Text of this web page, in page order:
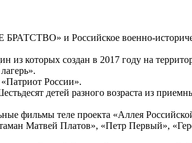
и Российское военно-
из которых создан в 2017 году на
России».
детей разного возраста из
фильмы теле проекта «Аллея
Матвей Платов», «Петр Первый»,